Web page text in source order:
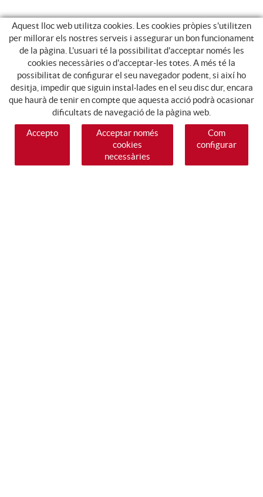
Aquest lloc web utilitza cookies. Les cookies pròpies s'utilitzen
per millorar els nostres serveis i assegurar un bon funcionament
de la pàgina. L'usuari té la possibilitat d'acceptar només les
cookies necessàries o d'acceptar-les totes. A més té la
possibilitat de configurar el seu navegador podent, si així ho
desitja, impedir que siguin instal·lades en el seu disc dur, encara
que haurà de tenir en compte que aquesta acció podrà ocasionar
dificultats de navegació de la pàgina web.
Accepto
Acceptar només
cookies
necessàries
Com
configurar